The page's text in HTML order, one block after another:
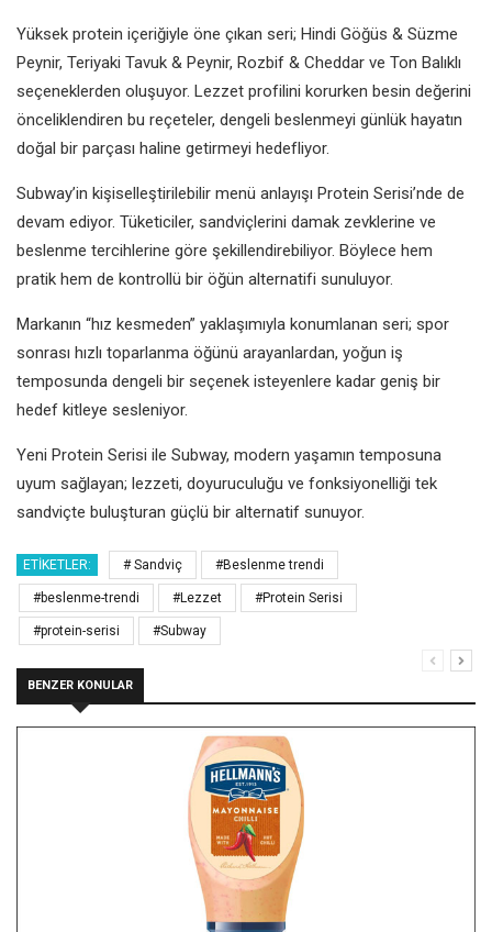
Yüksek protein içeriğiyle öne çıkan seri; Hindi Göğüs & Süzme
Peynir, Teriyaki Tavuk & Peynir, Rozbif & Cheddar ve Ton Balıklı
seçeneklerden oluşuyor. Lezzet profilini korurken besin değerini
önceliklendiren bu reçeteler, dengeli beslenmeyi günlük hayatın
doğal bir parçası haline getirmeyi hedefliyor.
Subway’in kişiselleştirilebilir menü anlayışı Protein Serisi’nde de
devam ediyor. Tüketiciler, sandviçlerini damak zevklerine ve
beslenme tercihlerine göre şekillendirebiliyor. Böylece hem
pratik hem de kontrollü bir öğün alternatifi sunuluyor.
Markanın “hız kesmeden” yaklaşımıyla konumlanan seri; spor
sonrası hızlı toparlanma öğünü arayanlardan, yoğun iş
temposunda dengeli bir seçenek isteyenlere kadar geniş bir
hedef kitleye sesleniyor.
Yeni Protein Serisi ile Subway, modern yaşamın temposuna
uyum sağlayan; lezzeti, doyuruculuğu ve fonksiyonelliği tek
sandviçte buluşturan güçlü bir alternatif sunuyor.
ETIKETLER: # Sandviç #Beslenme trendi
#beslenme-trendi #Lezzet #Protein Serisi
#protein-serisi #Subway
BENZER KONULAR